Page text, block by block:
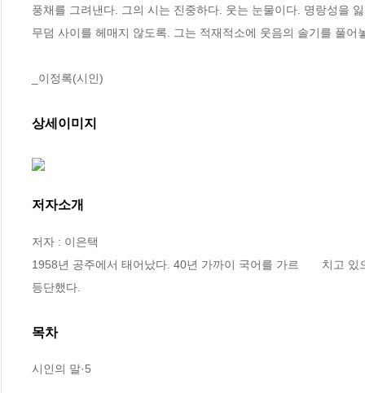
풍채를 그려낸다. 그의 시는 진중하다. 웃는 눈물이다. 명랑성을
무덤 사이를 헤매지 않도록. 그는 적재적소에 웃음의 솔기를 풀어
_이정록(시인)
상세이미지
저자소개
저자 : 이은택
1958년 공주에서 태어났다. 40년 가까이 국어를 가르       치고
등단했다.
목차
시인의 말·5